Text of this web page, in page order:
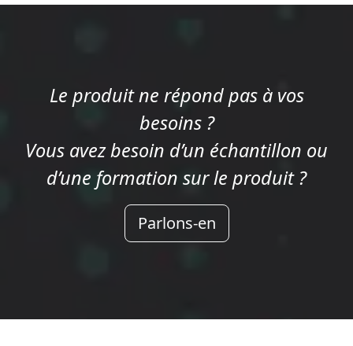
Le produit ne répond pas à vos
besoins ?
Vous avez besoin d’un échantillon ou
d’une formation sur le produit ?
Parlons-en